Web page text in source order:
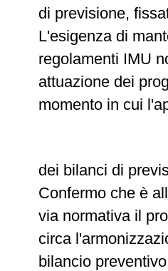
di previsione,
L'esigenza di
regolamenti IMU
attuazione dei
momento in cui
dei bilanci di
Confermo che è
via normativa il
circa
bilancio